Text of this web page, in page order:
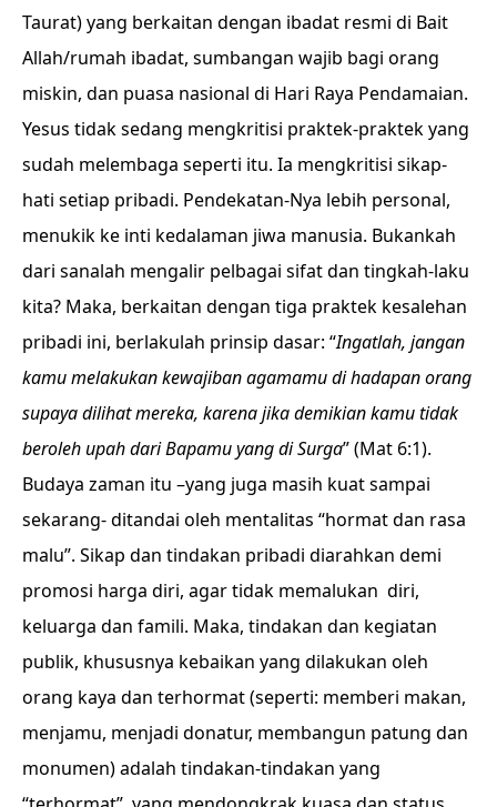
Taurat) yang berkaitan dengan ibadat resmi di Bait
Allah/rumah ibadat, sumbangan wajib bagi orang
miskin, dan puasa nasional di Hari Raya Pendamaian.
Yesus tidak sedang mengkritisi praktek-praktek yang
sudah melembaga seperti itu. Ia mengkritisi sikap-
hati setiap pribadi. Pendekatan-Nya lebih personal,
menukik ke inti kedalaman jiwa manusia. Bukankah
dari sanalah mengalir pelbagai sifat dan tingkah-laku
kita? Maka, berkaitan dengan tiga praktek kesalehan
pribadi ini, berlakulah prinsip dasar: “Ingatlah, jangan
kamu melakukan kewajiban agamamu di hadapan orang
supaya dilihat mereka, karena jika demikian kamu tidak
beroleh upah dari Bapamu yang di Surga” (Mat 6:1).
Budaya zaman itu –yang juga masih kuat sampai
sekarang- ditandai oleh mentalitas “hormat dan rasa
malu”. Sikap dan tindakan pribadi diarahkan demi
promosi harga diri, agar tidak memalukan diri,
keluarga dan famili. Maka, tindakan dan kegiatan
publik, khususnya kebaikan yang dilakukan oleh
orang kaya dan terhormat (seperti: memberi makan,
menjamu, menjadi donatur, membangun patung dan
monumen) adalah tindakan-tindakan yang